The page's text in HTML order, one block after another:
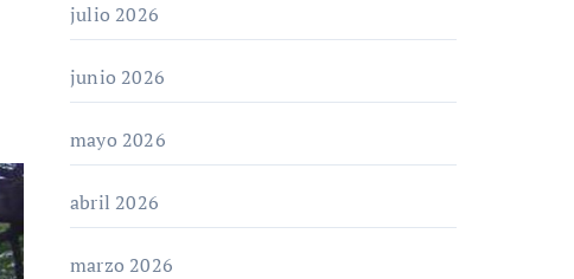
julio 2026
junio 2026
mayo 2026
abril 2026
marzo 2026